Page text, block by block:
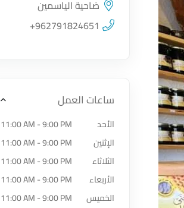
اضغط لتحميل الموقع
ضاحية الياسمين
+962791824651
ساعات العمل
الأحد
11:00 AM - 9:00 PM
الإثنين
11:00 AM - 9:00 PM
الثلاثاء
11:00 AM - 9:00 PM
الأربعاء
11:00 AM - 9:00 PM
الخميس
11:00 AM - 9:00 PM